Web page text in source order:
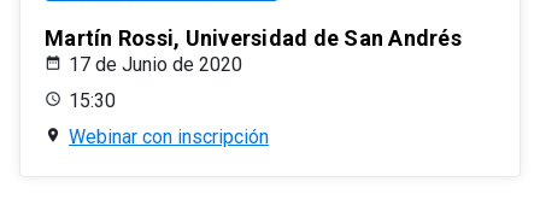
Martín Rossi, Universidad de San Andrés
17 de Junio de 2020
15:30
Webinar con inscripción